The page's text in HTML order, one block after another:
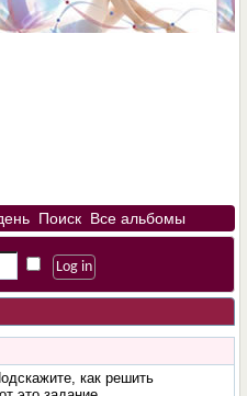
Поиск Все альбомы
как решить